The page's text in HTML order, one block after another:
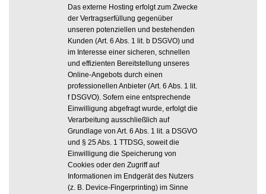
Das externe Hosting erfolgt zum Zwecke
der Vertragserfüllung gegenüber
unseren potenziellen und bestehenden
Kunden (Art. 6 Abs. 1 lit. b DSGVO) und
im Interesse einer sicheren, schnellen
und effizienten Bereitstellung unseres
Online-Angebots durch einen
professionellen Anbieter (Art. 6 Abs. 1 lit.
f DSGVO). Sofern eine entsprechende
Einwilligung abgefragt wurde, erfolgt die
Verarbeitung ausschließlich auf
Grundlage von Art. 6 Abs. 1 lit. a DSGVO
und § 25 Abs. 1 TTDSG, soweit die
Einwilligung die Speicherung von
Cookies oder den Zugriff auf
Informationen im Endgerät des Nutzers
(z. B. Device-Fingerprinting) im Sinne